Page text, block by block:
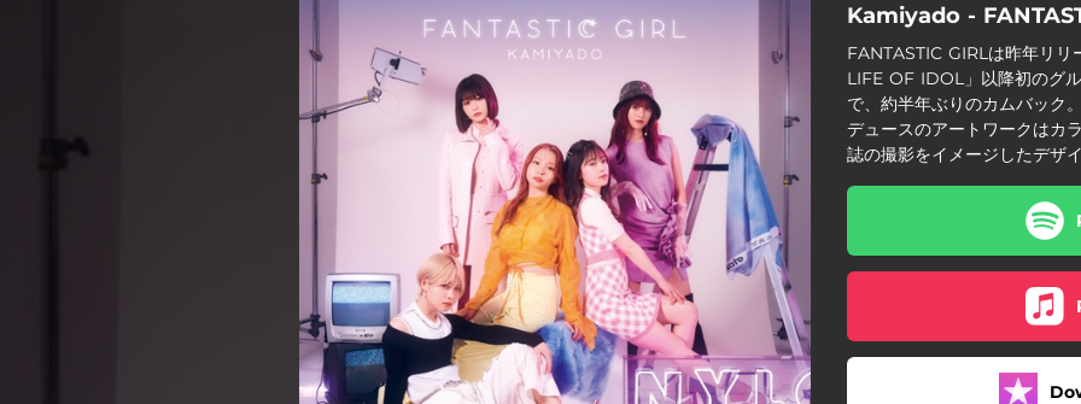
You're all set!
Kamiyado -
FANTASTIC GIRLは昨年リリ
LIFE OF IDOL」以降初のグ
で、約半年ぶりのカムバック
デュースのアートワークはカ
誌の撮影をイメージしたデザ